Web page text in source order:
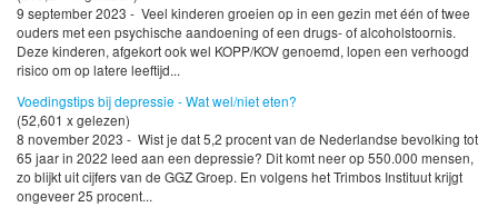
9 september 2023 - Veel kinderen groeien op in een gezin met één of twee
ouders met een psychische aandoening of een drugs- of alcoholstoornis.
Deze kinderen, afgekort ook wel KOPP/KOV genoemd, lopen een verhoogd
risico om op latere leeftijd...
Voedingstips bij depressie - Wat wel/niet eten?
(52,601 x gelezen)
8 november 2023 - Wist je dat 5,2 procent van de Nederlandse bevolking tot
65 jaar in 2022 leed aan een depressie? Dit komt neer op 550.000 mensen,
zo blijkt uit cijfers van de GGZ Groep. En volgens het Trimbos Instituut krijgt
ongeveer 25 procent...